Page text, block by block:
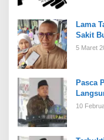
Lama
Sakit
5 Maret
Pasca
10